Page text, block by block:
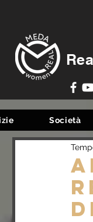
Società